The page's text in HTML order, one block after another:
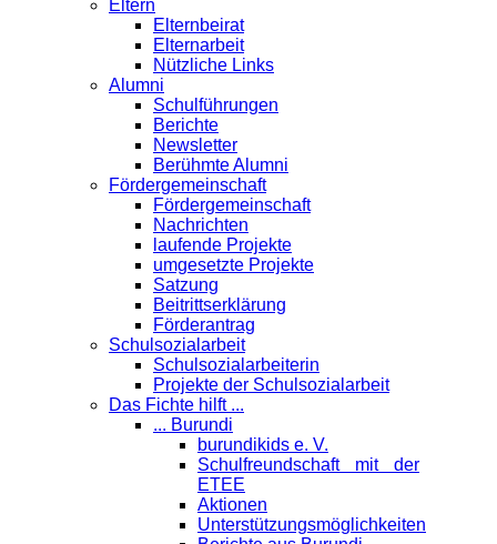
Eltern
Elternbeirat
Elternarbeit
Nützliche Links
Alumni
Schulführungen
Berichte
Newsletter
Berühmte Alumni
Förder­gemeinschaft
Fördergemeinschaft
Nachrichten
laufende Projekte
umgesetzte Projekte
Satzung
Beitrittserklärung
Förderantrag
Schul­sozialarbeit
Schulsozialarbeiterin
Projekte der Schulsozialarbeit
Das Fichte hilft ...
... Burundi
burundikids e. V.
Schulfreundschaft mit der
ETEE
Aktionen
Unterstützungsmöglichkeiten